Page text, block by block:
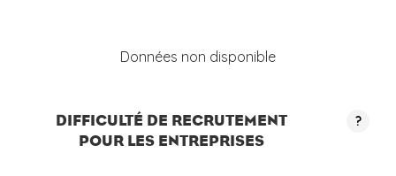
Données non disponible
DIFFICULTÉ DE RECRUTEMENT
POUR LES ENTREPRISES
?